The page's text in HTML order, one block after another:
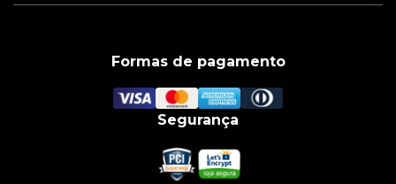
Formas de pagamento
Segurança